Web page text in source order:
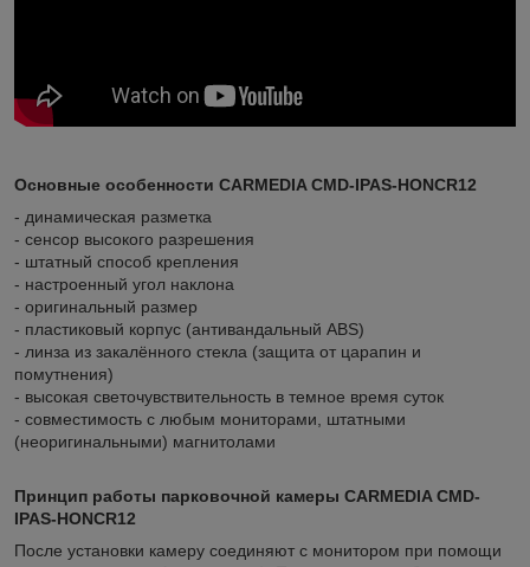
Основные особенности CARMEDIA CMD-IPAS-HONCR12
- динамическая разметка
- сенсор высокого разрешения
- штатный способ крепления
- настроенный угол наклона
- оригинальный размер
- пластиковый корпус (антивандальный ABS)
- линза из закалённого стекла (защита от царапин и
помутнения)
- высокая светочувствительность в темное время суток
- совместимость с любым мониторами, штатными
(неоригинальными) магнитолами
Принцип работы парковочной камеры CARMEDIA CMD-
IPAS-HONCR12
После установки камеру соединяют с монитором при помощи